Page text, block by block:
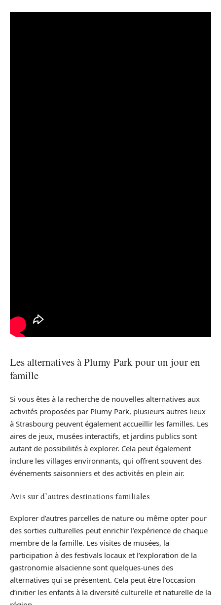
Les alternatives à Plumy Park pour un jour en
famille
Si vous êtes à la recherche de nouvelles alternatives aux
activités proposées par Plumy Park, plusieurs autres lieux
à Strasbourg peuvent également accueillir les familles. Les
aires de jeux, musées interactifs, et jardins publics sont
autant de possibilités à explorer. Cela peut également
inclure les villages environnants, qui offrent souvent des
événements saisonniers et des activités en plein air.
Avis sur d’autres destinations familiales
Explorer d’autres parcelles de nature ou même opter pour
des sorties culturelles peut enrichir l’expérience de chaque
membre de la famille. Les visites de musées, la
participation à des festivals locaux et l’exploration de la
gastronomie alsacienne sont quelques-unes des
alternatives qui se présentent. Cela peut être l’occasion
d’initier les enfants à la diversité culturelle et naturelle de la